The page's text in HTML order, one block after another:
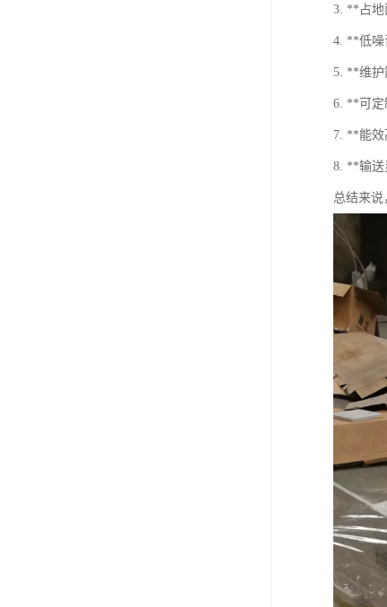
3. **占地
4. **低噪
5. **维护
6. **可定
7. **能效
8. **输送
总结来说